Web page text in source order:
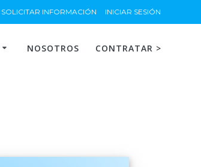
SOLICITAR INFORMACIÓN INICIAR SESIÓN
NOSOTROS CONTRATAR >